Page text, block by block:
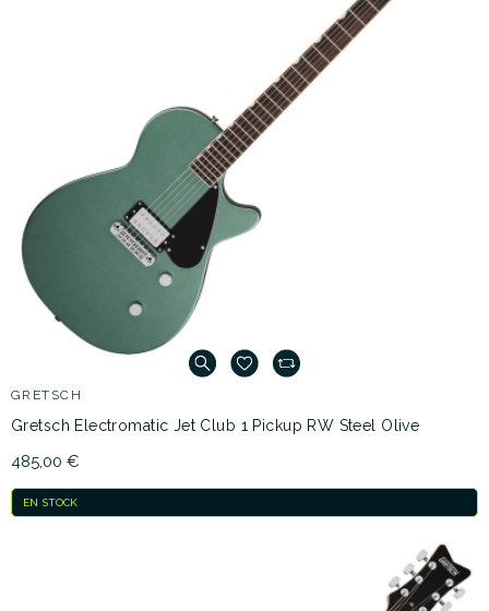
GRETSCH
Gretsch Electromatic Jet Club 1 Pickup RW Steel Olive
485,00 €
EN STOCK